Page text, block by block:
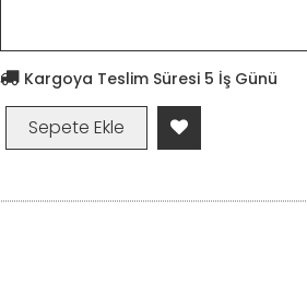
Kargoya Teslim Süresi 5 İş Günü